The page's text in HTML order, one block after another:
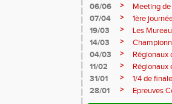
06/06
>
Meeting
07/04
>
1ère
19/03
>
Les
14/03
>
04/03
>
Régionaux
11/02
>
Régionaux
31/01
>
1/4 de
28/01
> Epreuves